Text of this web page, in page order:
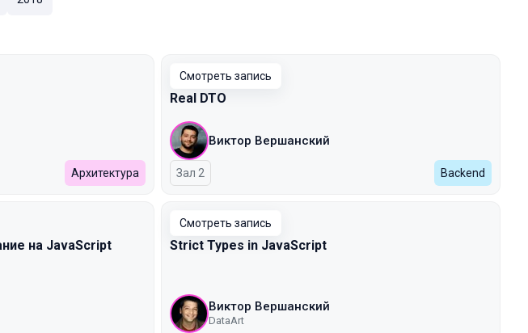
Архитектура
Смотреть запись
Real DTO
Виктор Вершанский
Зал 2 Backend
на JavaScript
Смотреть запись
Strict Types in JavaScript
Виктор Вершанский
DataArt